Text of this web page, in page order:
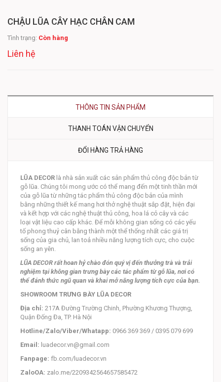
CHẬU LŨA CÂY HẠC CHÂN CAM
Tình trạng: Còn hàng
Liên hệ
THÔNG TIN SẢN PHẨM
THANH TOÁN VẬN CHUYỂN
ĐỔI HÀNG TRẢ HÀNG
LŨA DECOR là nhà sản xuất các sản phẩm thủ công độc bản từ
gỗ lũa. Chúng tôi mong ước có thể mang đến một tinh thần mới
của gỗ lũa từ những tác phẩm thủ công độc bản của mình
bằng những thiết kế mang hơi thở nghệ thuật sắp đặt, hiện đại
và kết hợp với các nghệ thuật thủ công, hoa lá cỏ cây và các
loại vật liệu cao cấp khác. Để mỗi không gian sống có các yếu
tố phong thuỷ cân bằng thành một thể thống nhất các giá trị
sống của gia chủ, lan toả nhiều năng lượng tích cực, cho cuộc
sống an yên.
LŨA DECOR rất hoan hỷ chào đón quý vị đến thưởng trà và trải
nghiệm tại không gian trưng bày các tác phẩm từ gỗ lũa, nơi có
thể đánh thức ngũ quan và khai mở năng lượng tích cực của bạn.
SHOWROOM TRƯNG BÀY LŨA DECOR
Địa chỉ: 217A Đường Trường Chinh, Phường Khương Thượng,
Quận Đống Đa, TP. Hà Nội
Hotline/Zalo/Viber/Whatapp: 0966 369 369 / 0395 079 699
Email: luadecor.vn@gmail.com
Fanpage: fb.com/luadecor.vn
ZaloOA: zalo.me/2209342564657585472